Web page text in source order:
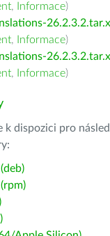
, Informace)
, Informace)
, Informace)
k dispozici pro